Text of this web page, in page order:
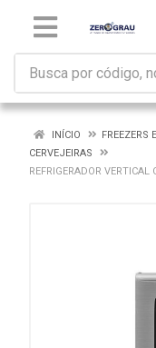
INÍCIO
FREEZERS
CERVEJEIRAS
REFRIGERADOR VERTICAL